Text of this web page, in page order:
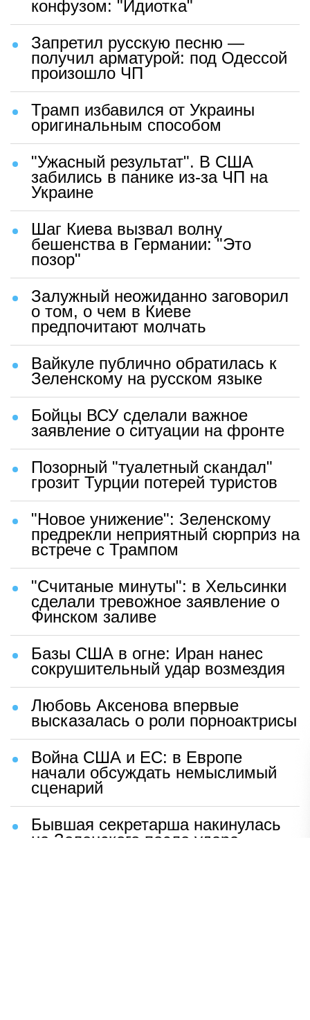
конфузом: "Идиотка"
Запретил русскую песню —
получил арматурой: под Одессой
произошло ЧП
Трамп избавился от Украины
оригинальным способом
"Ужасный результат". В США
забились в панике из-за ЧП на
Украине
Шаг Киева вызвал волну
бешенства в Германии: "Это
позор"
Залужный неожиданно заговорил
о том, о чем в Киеве
предпочитают молчать
Вайкуле публично обратилась к
Зеленскому на русском языке
Бойцы ВСУ сделали важное
заявление о ситуации на фронте
Позорный "туалетный скандал"
грозит Турции потерей туристов
"Новое унижение": Зеленскому
предрекли неприятный сюрприз на
встрече с Трампом
"Считаные минуты": в Хельсинки
сделали тревожное заявление о
Финском заливе
Базы США в огне: Иран нанес
сокрушительный удар возмездия
Любовь Аксенова впервые
высказалась о роли порноактрисы
Война США и ЕС: в Европе
начали обсуждать немыслимый
сценарий
Бывшая секретарша накинулась
на Зеленского после удара